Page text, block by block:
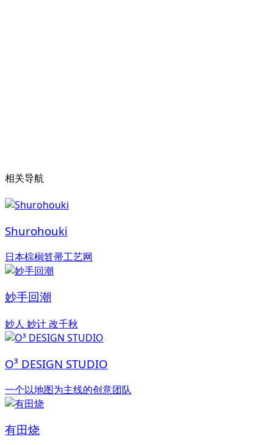
相关导航
Shurohouki
日本棕榈笤帚工艺网
妙手回潮
妙人 妙计 改千秋
O³ DESIGN STUDIO
一个以地图为主线的创意团队
有田烧